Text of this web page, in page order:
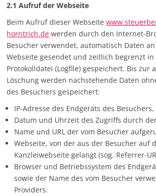
2.1 Aufruf der Webseite
Beim Aufruf dieser Webseite
horntrich.de werden durch den Internet-
Besucher verwendet, automatisch Daten
Webseite gesendet und zeitlich begrenzt
Protokolldatei (Logfile) gespeichert. Bis zur
Löschung werden nachstehende Daten
des Besuchers gespeichert:
IP-Adresse des Endgeräts des Besuchers,
Datum und Uhrzeit des Zugriffs durch
Name und URL der vom Besucher
Webseite, von der aus der Besucher auf
Kanzleiwebseite gelangt (sog. Referrer-
Browser und Betriebssystem des
sowie der Name des vom Besucher
Providers.